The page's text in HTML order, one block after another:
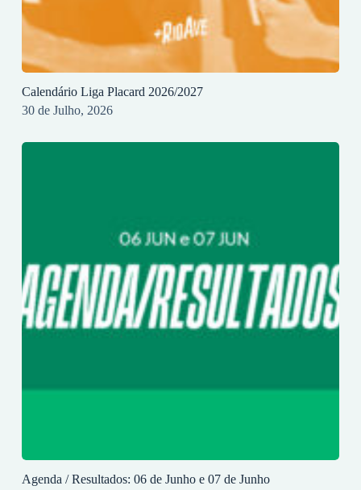
Calendário Liga Placard 2026/2027
30 de Julho, 2026
Agenda / Resultados: 06 de Junho e 07 de Junho